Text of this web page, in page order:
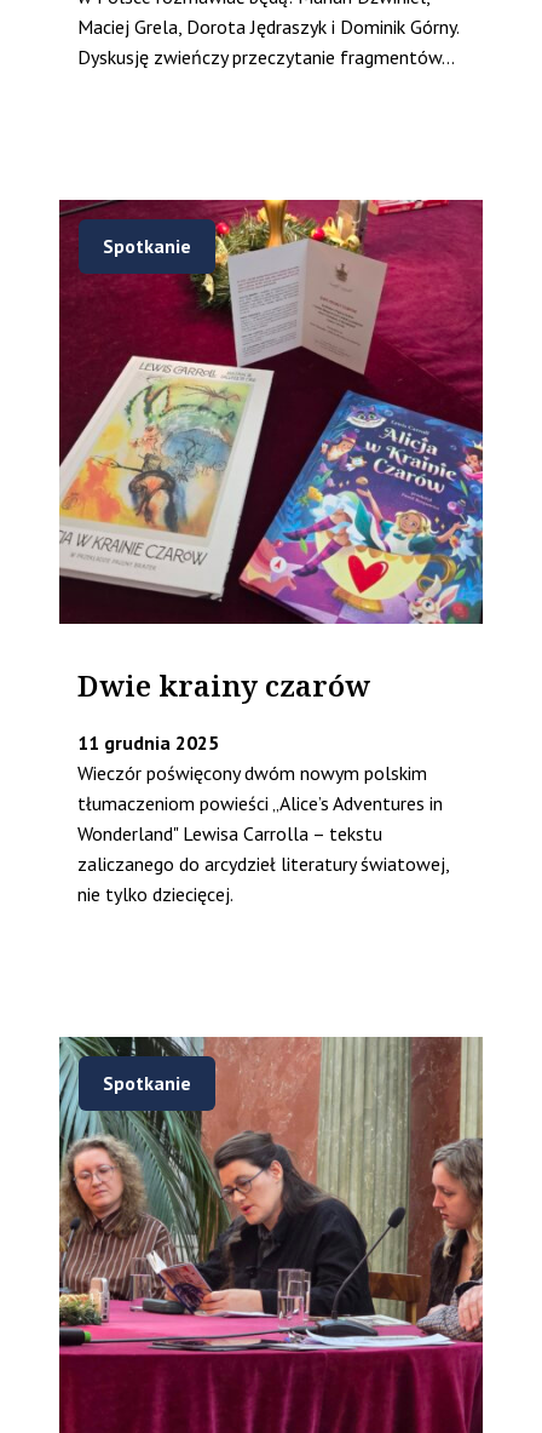
Maciej Grela, Dorota Jędraszyk i Dominik Górny.
Dyskusję zwieńczy przeczytanie fragmentów...
Spotkanie
Dwie krainy czarów
11 grudnia 2025
Wieczór poświęcony dwóm nowym polskim
tłumaczeniom powieści „Alice’s Adventures in
Wonderland" Lewisa Carrolla – tekstu
zaliczanego do arcydzieł literatury światowej,
nie tylko dziecięcej.
Spotkanie